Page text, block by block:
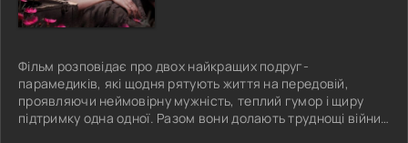
Фільм розповідає про двох найкращих подруг-
парамедиків, які щодня рятують життя на передовій,
проявляючи неймовірну мужність, теплий гумор і щиру
підтримку одна одної. Разом вони долають труднощі війни,